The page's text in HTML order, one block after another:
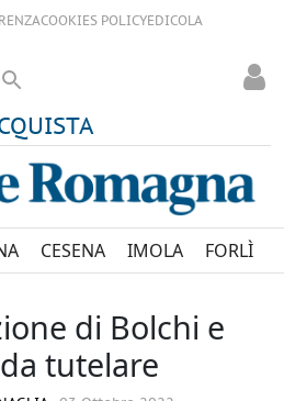
COOKIES POLICYEDICOLA
CESENA IMOLA FORLÌ
di Bolchi e
tutelare